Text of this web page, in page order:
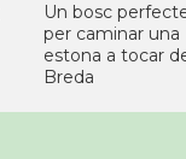
Un bosc
per caminar una
estona a tocar
Breda